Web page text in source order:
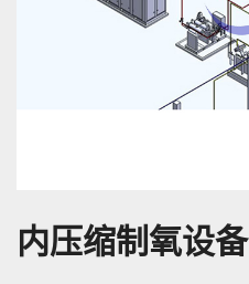
内压缩制氧设备